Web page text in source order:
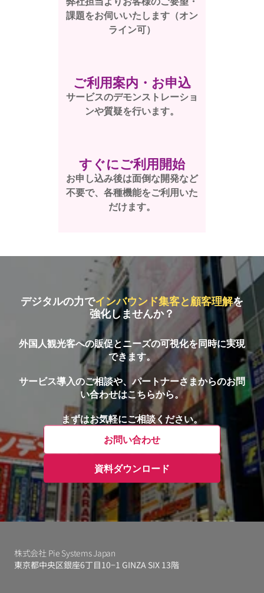
課題をお伺いいたします（オン
ライン可）
ご利用案内・お申込
サービスのデモンストレーショ
ンや質疑を行います。
すぐにご利用開始
お申し込み後は面倒な開発など
不要で、各種機能をご利用いた
だけます。
デジタルの力でインバウンド集客と顧客理解を
強化しませんか？
外国人観光客への販促とニーズの可視化を同時に実現
できます。
サービス導入のご相談や、パートナーさまからのお問
い合わせはこちらから。
まずはお気軽にご相談ください。
お問い合わせ
資料ダウンロード
株式会社 Pie Systems Japan
東京都中央区銀座6丁目10−1 GINZA SIX 13階